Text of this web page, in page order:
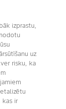
izprastu,
uz
risku, ka
kas ir